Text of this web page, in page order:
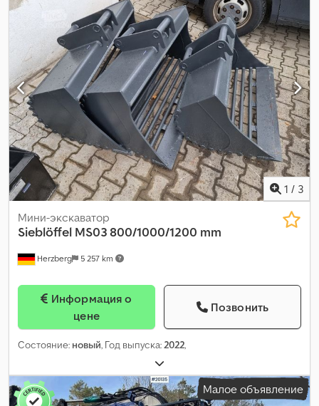
1 / 3
Herzberg 5 257 km
Мини-экскаватор
Sieblöffel MS03 800/1000/1200 mm
цене
Позвонить
Состояние: новый, Год выпуска:2022,
Малое объявление